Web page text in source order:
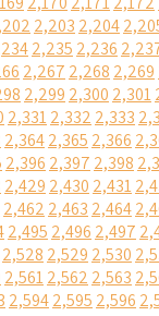
2,203 2,204
2,235 2,236
2,267 2,268 2,269
2,299 2,300 2,301
2,3312,332 2,333
2,3642,365 2,366
2,396 2,397 2,398
2,429 2,430 2,431
2,462 2,463 2,464
2,495 2,496 2,497
2,528 2,529 2,530
2,5612,562 2,563
2,5942,595 2,596